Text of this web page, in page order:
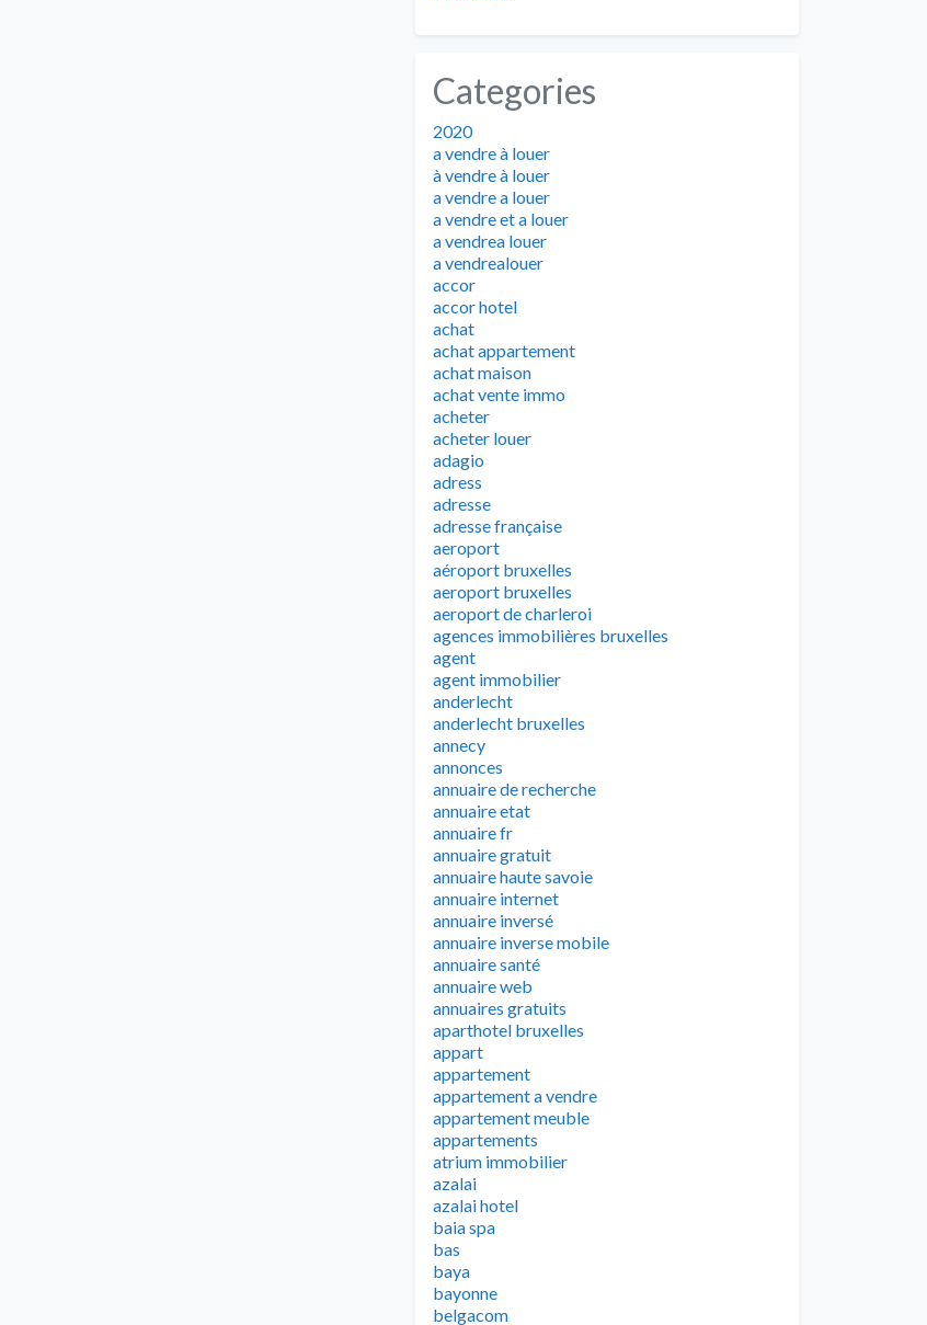
Categories
2020
a vendre à louer
à vendre à louer
a vendre a louer
a vendre et a louer
a vendrea louer
a vendrealouer
accor
accor hotel
achat
achat appartement
achat maison
achat vente immo
acheter
acheter louer
adagio
adress
adresse
adresse française
aeroport
aéroport bruxelles
aeroport bruxelles
aeroport de charleroi
agences immobilières bruxelles
agent
agent immobilier
anderlecht
anderlecht bruxelles
annecy
annonces
annuaire de recherche
annuaire etat
annuaire fr
annuaire gratuit
annuaire haute savoie
annuaire internet
annuaire inversé
annuaire inverse mobile
annuaire santé
annuaire web
annuaires gratuits
aparthotel bruxelles
appart
appartement
appartement a vendre
appartement meuble
appartements
atrium immobilier
azalai
azalai hotel
baia spa
bas
baya
bayonne
belgacom